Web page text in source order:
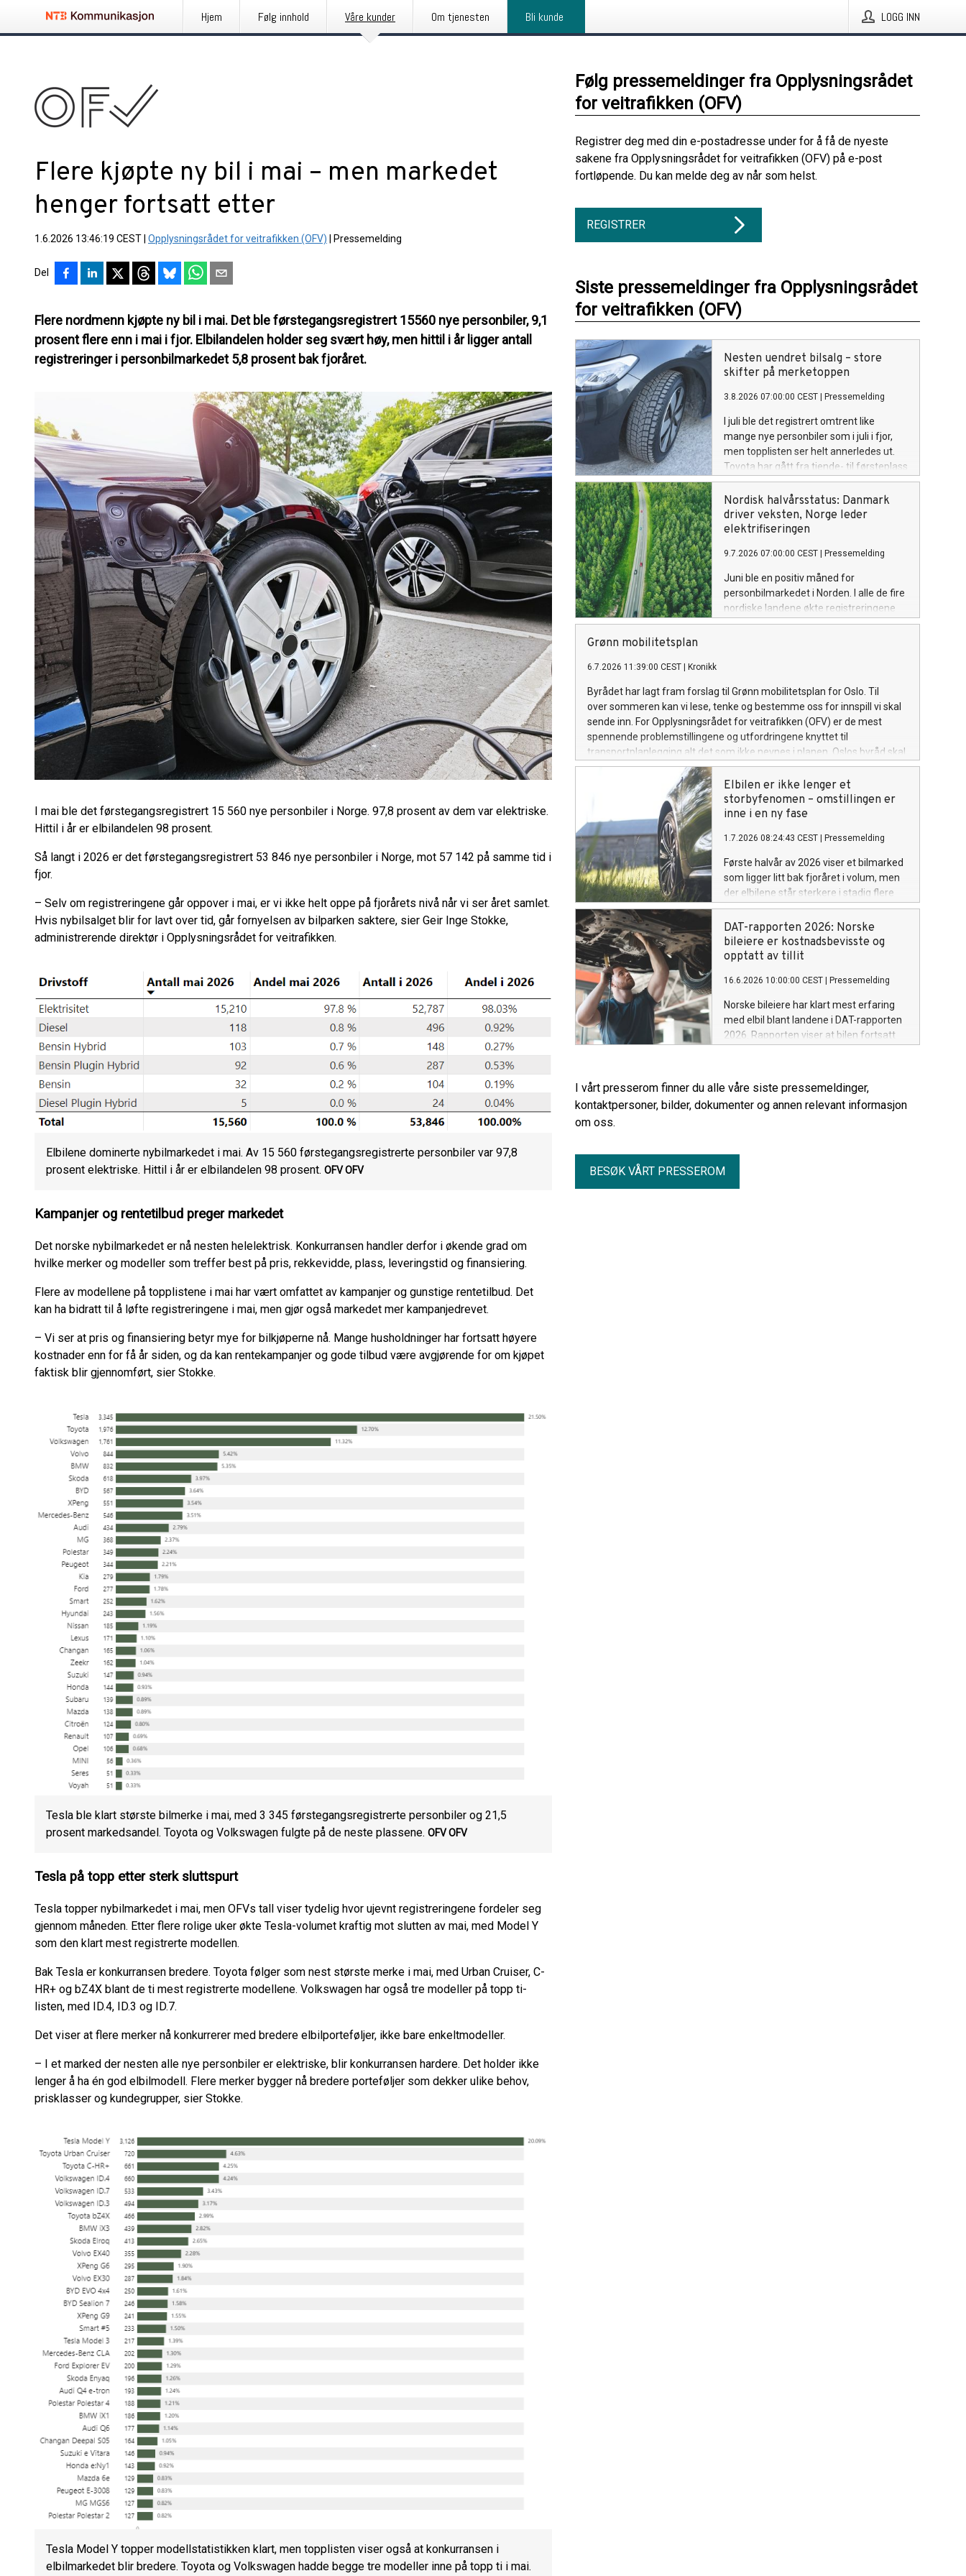
Hjem Følg innhold Våre kunder Om tjenesten Bli kunde LOGG INN
Flere kjøpte ny bil i mai – men markedet
henger fortsatt etter
1.6.2026 13:46:19 CEST Opplysningsrådet for veitrafikken (OFV) Pressemelding
Del
Flere nordmenn kjøpte ny bil i mai. Det ble førstegangsregistrert 15560 nye personbiler, 9,1
prosent flere enn i mai i fjor. Elbilandelen holder seg svært høy, men hittil i år ligger antall
registreringer i personbilmarkedet 5,8 prosent bak fjoråret.
I mai ble det førstegangsregistrert 15 560 nye personbiler i Norge. 97,8 prosent av dem var elektriske.
Hittil i år er elbilandelen 98 prosent.
Så langt i 2026 er det førstegangsregistrert 53 846 nye personbiler i Norge, mot 57 142 på samme tid i
fjor.
– Selv om registreringene går oppover i mai, er vi ikke helt oppe på fjorårets nivå når vi ser året samlet.
Hvis nybilsalget blir for lavt over tid, går fornyelsen av bilparken saktere, sier Geir Inge Stokke,
administrerende direktør i Opplysningsrådet for veitrafikken.
Elbilene dominerte nybilmarkedet i mai. Av 15 560 førstegangsregistrerte personbiler var 97,8
prosent elektriske. Hittil i år er elbilandelen 98 prosent. OFV OFV
Kampanjer og rentetilbud preger markedet
Det norske nybilmarkedet er nå nesten helelektrisk. Konkurransen handler derfor i økende grad om
hvilke merker og modeller som treffer best på pris, rekkevidde, plass, leveringstid og finansiering.
Flere av modellene på topplistene i mai har vært omfattet av kampanjer og gunstige rentetilbud. Det
kan ha bidratt til å løfte registreringene i mai, men gjør også markedet mer kampanjedrevet.
– Vi ser at pris og finansiering betyr mye for bilkjøperne nå. Mange husholdninger har fortsatt høyere
kostnader enn for få år siden, og da kan rentekampanjer og gode tilbud være avgjørende for om kjøpet
faktisk blir gjennomført, sier Stokke.
Tesla ble klart største bilmerke i mai, med 3 345 førstegangsregistrerte personbiler og 21,5
prosent markedsandel. Toyota og Volkswagen fulgte på de neste plassene. OFV OFV
Tesla på topp etter sterk sluttspurt
Tesla topper nybilmarkedet i mai, men OFVs tall viser tydelig hvor ujevnt registreringene fordeler seg
gjennom måneden. Etter flere rolige uker økte Tesla-volumet kraftig mot slutten av mai, med Model Y
som den klart mest registrerte modellen.
Bak Tesla er konkurransen bredere. Toyota følger som nest største merke i mai, med Urban Cruiser, C-
HR+ og bZ4X blant de ti mest registrerte modellene. Volkswagen har også tre modeller på topp ti-
listen, med ID.4, ID.3 og ID.7.
Det viser at flere merker nå konkurrerer med bredere elbilporteføljer, ikke bare enkeltmodeller.
– I et marked der nesten alle nye personbiler er elektriske, blir konkurransen hardere. Det holder ikke
lenger å ha én god elbilmodell. Flere merker bygger nå bredere porteføljer som dekker ulike behov,
prisklasser og kundegrupper, sier Stokke.
Tesla Model Y topper modellstatistikken klart, men topplisten viser også at konkurransen i
elbilmarkedet blir bredere. Toyota og Volkswagen hadde begge tre modeller inne på topp ti i mai.
Følg pressemeldinger fra Opplysningsrådet
for veitrafikken (OFV)
Registrer deg med din e-postadresse under for å få de nyeste
sakene fra Opplysningsrådet for veitrafikken (OFV) på e-post
fortløpende. Du kan melde deg av når som helst.
REGISTRER
Siste pressemeldinger fra Opplysningsrådet
for veitrafikken (OFV)
Nesten uendret bilsalg – store
skifter på merketoppen
3.8.2026 07:00:00 CEST Pressemelding
I juli ble det registrert omtrent like
mange nye personbiler som i juli i fjor,
men topplisten ser helt annerledes ut.
Toyota har gått fra tiende- til førsteplass
og Xpeng fra trettende- til tredjeplass,
mens flere av fjorårets største merker
har falt tilbake.
Nordisk halvårsstatus: Danmark
driver veksten, Norge leder
elektrifiseringen
9.7.2026 07:00:00 CEST Pressemelding
Juni ble en positiv måned for
personbilmarkedet i Norden. I alle de fire
nordiske landene økte registreringene
av nye personbiler sammenlignet med
Grønn mobilitetsplan
6.7.2026 11:39:00 CEST Kronikk
Byrådet har lagt fram forslag til Grønn mobilitetsplan for Oslo. Til
over sommeren kan vi lese, tenke og bestemme oss for innspill vi skal
sende inn. For Opplysningsrådet for veitrafikken (OFV) er de mest
spennende problemstillingene og utfordringene knyttet til
transportplanlegging alt det som ikke nevnes i planen. Oslos byråd skal
ha en ting – de mangler ikke ambisjoner når det gjelder framtidens
transportsystem i byen. Flere byer og kommuner kan lære av politiske
mål om å få til byliv, arbeidsreiser og bylogistikk samtidig. Og selvsagt
kan ikke denne planen løse alle utfordringer, men for OFV blir noen
prioritereringer særlig synlige. For det mest interessante med mobilitet
i Oslo er det som planen ikke sier noe om.
Elbilen er ikke lenger et
storbyfenomen – omstillingen er
inne i en ny fase
1.7.2026 08:24:43 CEST Pressemelding
Første halvår av 2026 viser et bilmarked
som ligger litt bak fjoråret i volum, men
der elbilene står sterkere i stadig flere
deler av markedet. Nybilsalget er nesten
helelektrisk, bestanden har passert én
million elektriske personbiler,
bruktmarkedet får flere elbiler og
Juni-tallene bekrefter også at elbilen er
blitt førstevalget langt utenfor
storbyene.
DAT-rapporten 2026: Norske
bileiere er kostnadsbevisste og
opptatt av tillit
16.6.2026 10:00:00 CEST Pressemelding
Norske bileiere har klart mest erfaring
med elbil blant landene i DAT-rapporten
2026. Rapporten viser at bilen fortsatt
viktigere for bileierne.
I vårt presserom finner du alle våre siste pressemeldinger,
kontaktpersoner, bilder, dokumenter og annen relevant informasjon
om oss.
BESØK VÅRT PRESSEROM